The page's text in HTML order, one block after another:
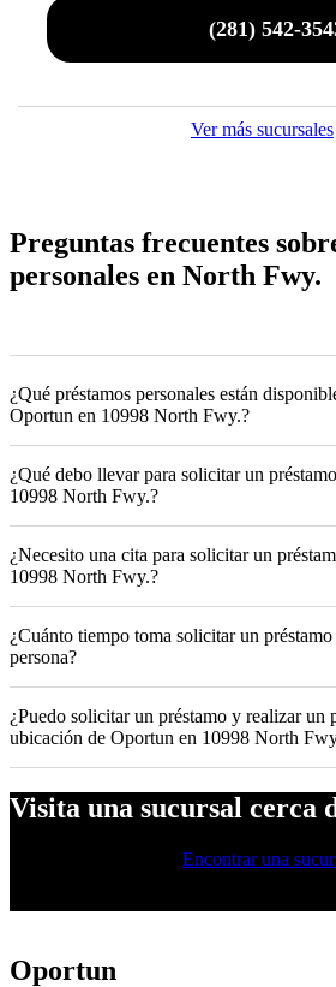
(281) 542-
Ver más sucursales
Preguntas frecuentes
personales en North Fwy.
¿Qué préstamos personales están
Oportun en 10998 North Fwy.?
¿Qué debo llevar para solicitar un
10998 North Fwy.?
¿Necesito una cita para solicitar un
10998 North Fwy.?
¿Cuánto tiempo toma solicitar un préstamo
persona?
¿Puedo solicitar un préstamo y realizar un
ubicación de Oportun en 10998 North
Visita una sucursal cerca
Encontrar una
Oportun